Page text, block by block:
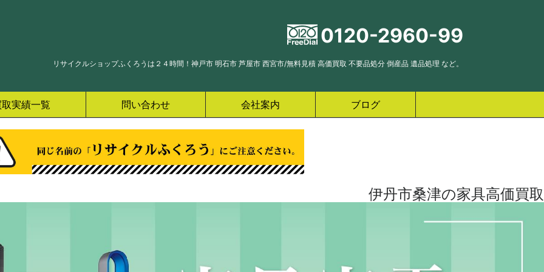
0120-2960-99
リサイクルショップふくろうは２４時間！神戸市 明石市 芦屋市 西宮市/無料見積 高価買取 不要品処分 倒産品 遺品処理 など。
実績一覧 問い合わせ 会社案内 ブログ
伊丹市桑津の家具高価買取